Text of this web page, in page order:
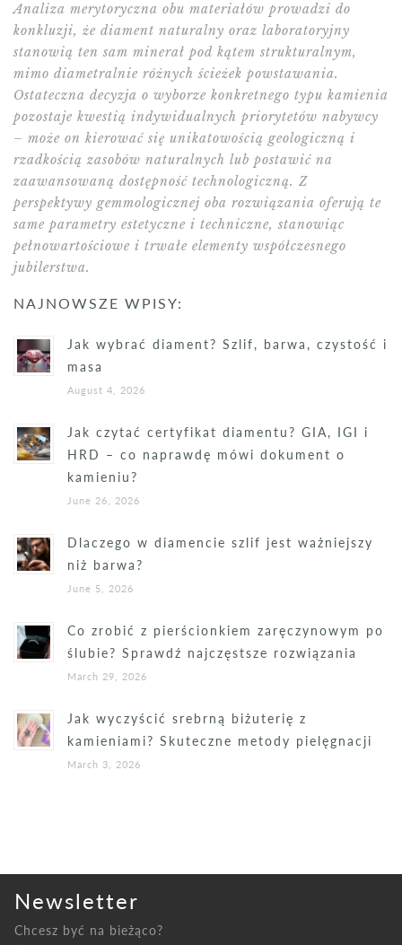
Analiza merytoryczna obu materiałów prowadzi do
konkluzji, że diament naturalny oraz laboratoryjny
stanowią ten sam minerał pod kątem strukturalnym,
mimo diametralnie różnych ścieżek powstawania.
Ostateczna decyzja o wyborze konkretnego typu kamienia
pozostaje kwestią indywidualnych priorytetów nabywcy
– może on kierować się unikatowością geologiczną i
rzadkością zasobów naturalnych lub postawić na
zaawansowaną dostępność technologiczną. Z
perspektywy gemmologicznej oba rozwiązania oferują te
same parametry estetyczne i techniczne, stanowiąc
pełnowartościowe i trwałe elementy współczesnego
jubilerstwa.
NAJNOWSZE WPISY:
Jak wybrać diament? Szlif, barwa, czystość i
masa
August 4, 2026
Jak czytać certyfikat diamentu? GIA, IGI i
HRD – co naprawdę mówi dokument o
kamieniu?
June 26, 2026
Dlaczego w diamencie szlif jest ważniejszy
niż barwa?
June 5, 2026
Co zrobić z pierścionkiem zaręczynowym po
ślubie? Sprawdź najczęstsze rozwiązania
March 29, 2026
Jak wyczyścić srebrną biżuterię z
kamieniami? Skuteczne metody pielęgnacji
March 3, 2026
Newsletter
Chcesz być na bieżąco?